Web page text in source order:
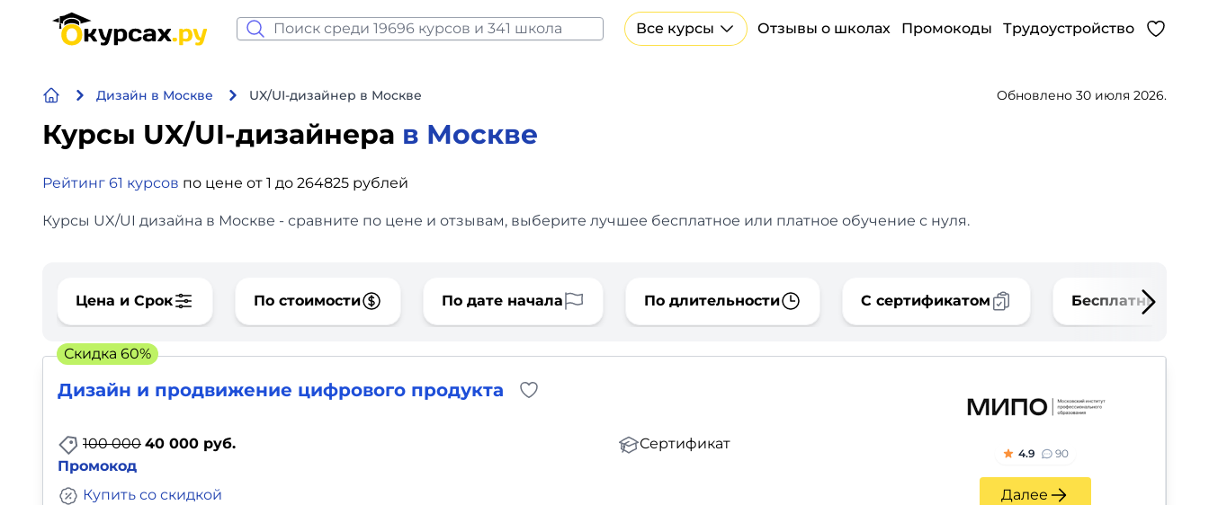
Все курсы Отзывы о школах Промокоды Трудоустройство
Дизайн в Москве UX/UI-дизайнер в Москве Обновлено 30 июля 2026.
Курсы UX/UI-дизайнера в Москве
Рейтинг 61 курсов по цене от 1 до 264825 рублей
Курсы UX/UI дизайна в Москве - сравните по цене и отзывам, выберите лучшее бесплатное или платное обучение с нуля.
Цена и Срок По стоимости По дате начала По длительности С сертификатом Бесплатные
Дизайн и продвижение цифрового продукта
100 000 40 000 руб.
Промокод
Сертификат
Купить со скидкой
4.9 90
Далее
Скидка 60%
Программирование
Бизнес и финансы
Дизайн
Видео, фото, аудио
Маркетинг
Иностранный язык
Для детей
Красота, здоровье, фитнес
Бесплатно